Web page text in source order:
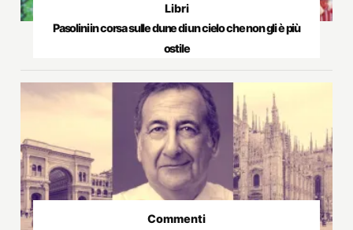
Libri
Pasolini in corsa sulle dune di un cielo che non gli è più
ostile
Commenti